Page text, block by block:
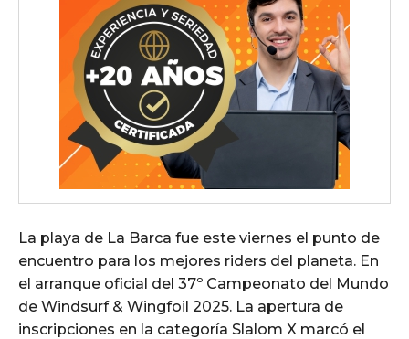
La playa de La Barca fue este viernes el punto de
encuentro para los mejores riders del planeta. En
el arranque oficial del 37º Campeonato del Mundo
de Windsurf & Wingfoil 2025. La apertura de
inscripciones en la categoría Slalom X marcó el